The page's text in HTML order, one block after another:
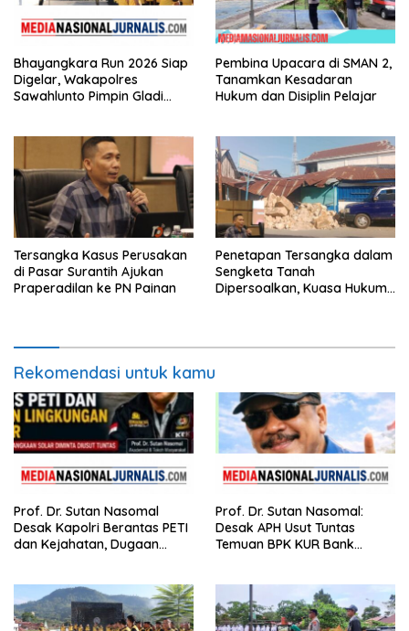
Bhayangkara Run 2026 Siap
Digelar, Wakapolres
Sawahlunto Pimpin Gladi
Pembina Upacara di SMAN 2,
Tanamkan Kesadaran
Hukum dan Disiplin Pelajar
Tersangka Kasus Perusakan
di Pasar Surantih Ajukan
Praperadilan ke PN Painan
Penetapan Tersangka dalam
Sengketa Tanah
Dipersoalkan, Kuasa Hukum
Rekomendasi untuk kamu
Prof. Dr. Sutan Nasomal
Desak Kapolri Berantas PETI
dan Kejahatan, Dugaan
Prof. Dr. Sutan Nasomal:
Desak APH Usut Tuntas
Temuan BPK KUR Bank